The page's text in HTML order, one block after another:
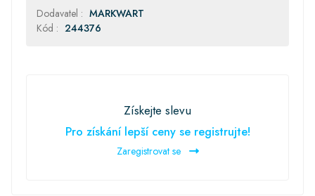
Dodavatel : MARKWART
Kód : 244376
Získejte slevu
Pro získání lepší ceny se registrujte!
Zaregistrovat se